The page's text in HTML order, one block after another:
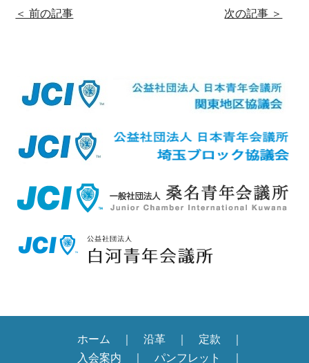
＜ 前の記事 次の記事 ＞
ホーム 沿革
定款
入会案内
パンフレット